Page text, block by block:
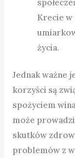
Krecie w
życia.
Jednak ważne
korzyści są
spożyciem
może
skutków
problemów z